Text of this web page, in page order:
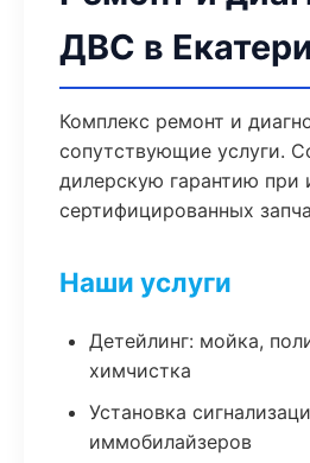
ДВС в
Комплекс ремонт и
сопутствующие услуги.
дилерскую гарантию при
сертифицированных
Наши услуги
Детейлинг: мойка,
химчистка
Установка
иммобилайзеров